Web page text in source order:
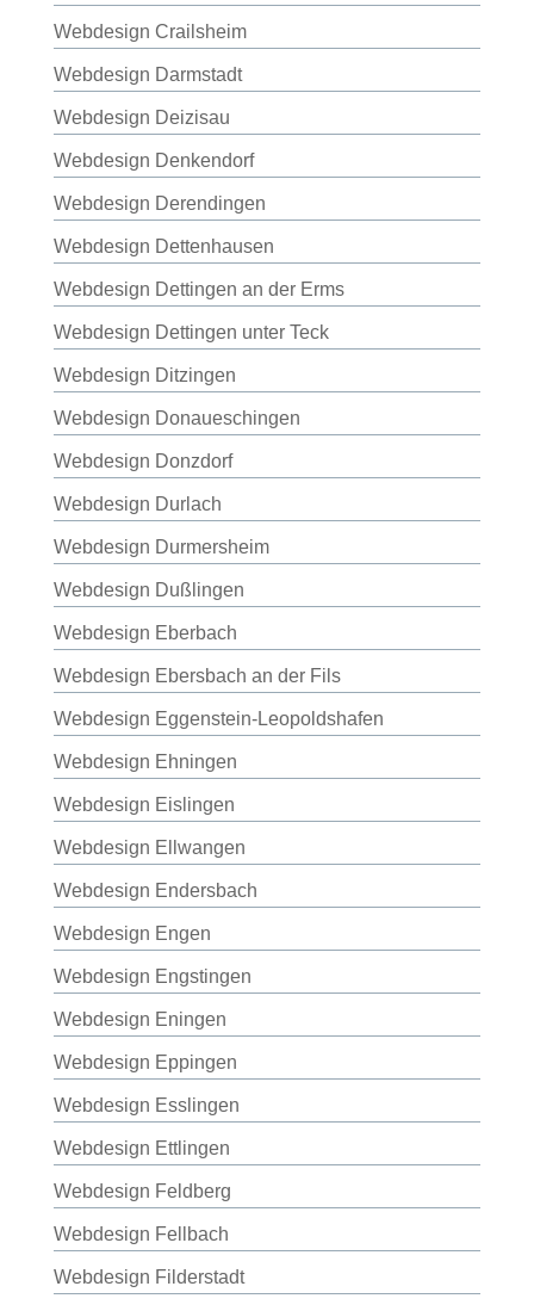
Webdesign Crailsheim
Webdesign Darmstadt
Webdesign Deizisau
Webdesign Denkendorf
Webdesign Derendingen
Webdesign Dettenhausen
Webdesign Dettingen an der Erms
Webdesign Dettingen unter Teck
Webdesign Ditzingen
Webdesign Donaueschingen
Webdesign Donzdorf
Webdesign Durlach
Webdesign Durmersheim
Webdesign Dußlingen
Webdesign Eberbach
Webdesign Ebersbach an der Fils
Webdesign Eggenstein-Leopoldshafen
Webdesign Ehningen
Webdesign Eislingen
Webdesign Ellwangen
Webdesign Endersbach
Webdesign Engen
Webdesign Engstingen
Webdesign Eningen
Webdesign Eppingen
Webdesign Esslingen
Webdesign Ettlingen
Webdesign Feldberg
Webdesign Fellbach
Webdesign Filderstadt